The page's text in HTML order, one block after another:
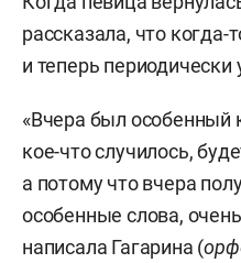
рассказала, что когда-
и теперь периодически
«Вчера был особенный
кое-что случилось,
а потому что вчера
особенные слова,
написала Гагарина (